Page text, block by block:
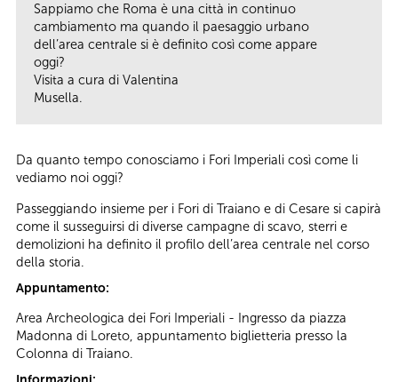
Sappiamo che Roma è una città in continuo
cambiamento ma quando il paesaggio urbano
dell’area centrale si è definito così come appare
oggi?
Visita a cura di Valentina
Musella.
Da quanto tempo conosciamo i Fori Imperiali così come li
vediamo noi oggi?
Passeggiando insieme per i Fori di Traiano e di Cesare si capirà
come il susseguirsi di diverse campagne di scavo, sterri e
demolizioni ha definito il profilo dell’area centrale nel corso
della storia.
Appuntamento:
Area Archeologica dei Fori Imperiali - Ingresso da piazza
Madonna di Loreto, appuntamento biglietteria presso la
Colonna di Traiano.